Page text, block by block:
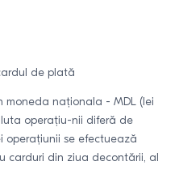
de plată
moneda naționala - MDL (lei
operațiu-nii diferă de
operațiunii se efectuează
carduri din ziua decontării, al